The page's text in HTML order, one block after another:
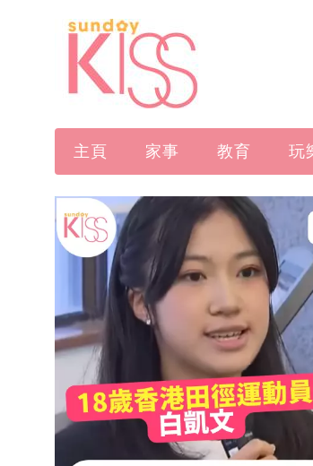
主頁 家事 教育 玩